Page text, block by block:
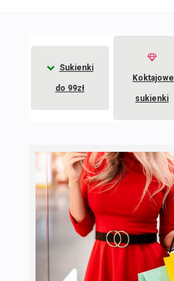
Sukienki
do 99zł
Koktajowe
sukienki